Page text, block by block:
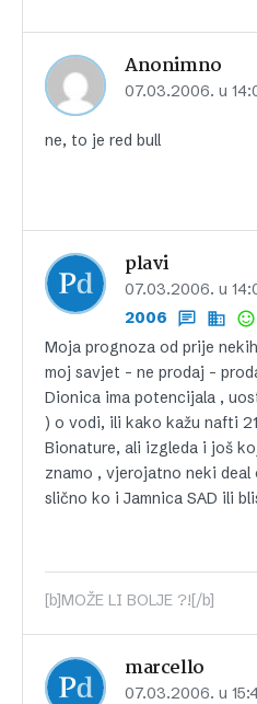
Anonimno
07.03.2006. u
ne, to je red bull
plavi
07.03.2006. u
2006
Moja prognoza od prije
moj savjet – ne prodaj –
Dionica ima potencijala ,
) o vodi, ili kako kažu nafti
Bionature, ali izgleda i još
znamo , vjerojatno neki
slično ko i Jamnica SAD ili
[b]MOŽE LI BOLJE ?![/b]
marcello
07.03.2006. u